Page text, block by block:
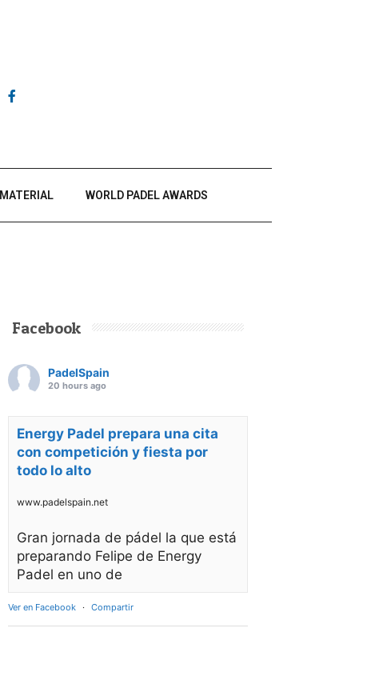
MATERIAL WORLD PADEL AWARDS
Facebook
PadelSpain
20 hours ago
Energy Padel prepara una cita
con competición y fiesta por
todo lo alto
www.padelspain.net
Gran jornada de pádel la que está
preparando Felipe de Energy
Padel en uno de
Ver en Facebook · Compartir